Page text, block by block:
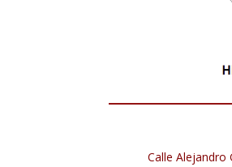
Calle Alejandro